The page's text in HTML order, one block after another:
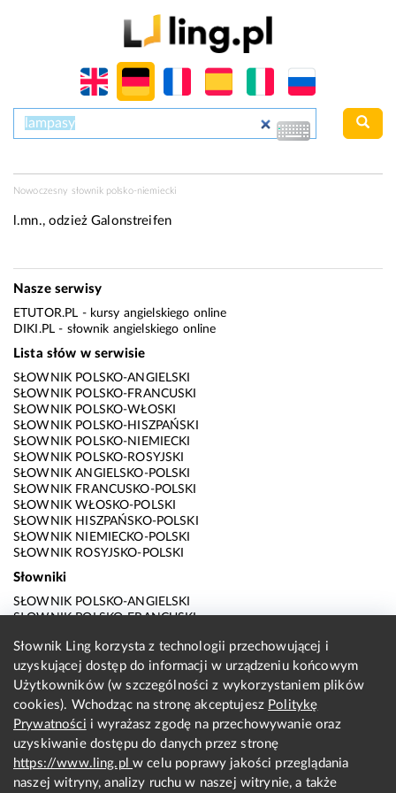
Nowoczesny słownik polsko-niemiecki
l.mn., odzieżGalonstreifen
Nasze serwisy
ETUTOR.PL - kursy angielskiego online
DIKI.PL - słownik angielskiego online
Lista słów w serwisie
SŁOWNIK POLSKO-ANGIELSKI
SŁOWNIK POLSKO-FRANCUSKI
SŁOWNIK POLSKO-WŁOSKI
SŁOWNIK POLSKO-HISZPAŃSKI
SŁOWNIK POLSKO-NIEMIECKI
SŁOWNIK POLSKO-ROSYJSKI
SŁOWNIK ANGIELSKO-POLSKI
SŁOWNIK FRANCUSKO-POLSKI
SŁOWNIK WŁOSKO-POLSKI
SŁOWNIK HISZPAŃSKO-POLSKI
SŁOWNIK NIEMIECKO-POLSKI
SŁOWNIK ROSYJSKO-POLSKI
Słowniki
SŁOWNIK POLSKO-ANGIELSKI
SŁOWNIK POLSKO-FRANCUSKI
SŁOWNIK POLSKO-HISZPAŃSKI
SŁOWNIK POLSKO-NIEMIECKI
SŁOWNIK POLSKO-ROSYJSKI
SŁOWNIK ANGIELSKO-POLSKI
SŁOWNIK FRANCUSKO-POLSKI
SŁOWNIK WŁOSKO-POLSKI
SŁOWNIK HISZPAŃSKO-POLSKI
SŁOWNIK NIEMIECKO-POLSKI
SŁOWNIK ROSYJSKO-POLSKI
Słownik Ling korzysta z technologii przechowującej i
uzyskującej dostęp do informacji w urządzeniu końcowym
Użytkowników (w szczególności z wykorzystaniem plików
cookies). Wchodząc na stronę akceptujesz Politykę
Prywatności i wyrażasz zgodę na przechowywanie oraz
uzyskiwanie dostępu do danych przez stronę
https://www.ling.plw celu poprawy jakości przeglądania
naszej witryny, analizy ruchu w naszej witrynie, a także